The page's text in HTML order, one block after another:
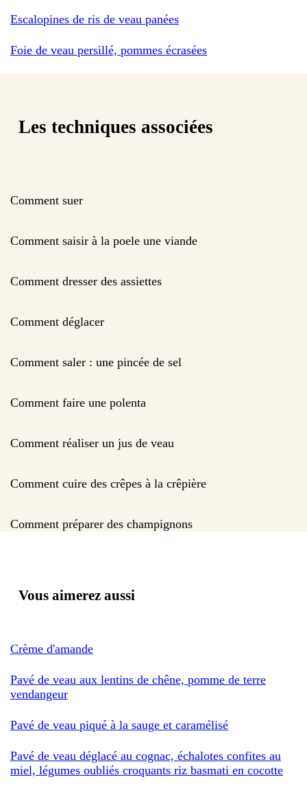
Escalopines de ris de veau panées
Foie de veau persillé, pommes écrasées
Les techniques associées
Comment suer
Comment saisir à la poele une viande
Comment dresser des assiettes
Comment déglacer
Comment saler : une pincée de sel
Comment faire une polenta
Comment réaliser un jus de veau
Comment cuire des crêpes à la crêpière
Comment préparer des champignons
Vous aimerez aussi
Crème d'amande
Pavé de veau aux lentins de chêne, pomme de terre
vendangeur
Pavé de veau piqué à la sauge et caramélisé
Pavé de veau déglacé au cognac, échalotes confites au
miel, légumes oubliés croquants riz basmati en cocotte